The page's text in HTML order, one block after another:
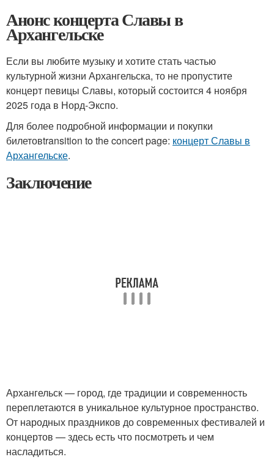
Анонс концерта Славы в
Архангельске
Если вы любите музыку и хотите стать частью
культурной жизни Архангельска, то не пропустите
концерт певицы Славы, который состоится 4 ноября
2025 года в Норд-Экспо.
Для более подробной информации и покупки
билетовtransition to the concert page: концерт Славы в
Архангельске.
Заключение
Архангельск — город, где традиции и современность
переплетаются в уникальное культурное пространство.
От народных праздников до современных фестивалей и
концертов — здесь есть что посмотреть и чем
насладиться.